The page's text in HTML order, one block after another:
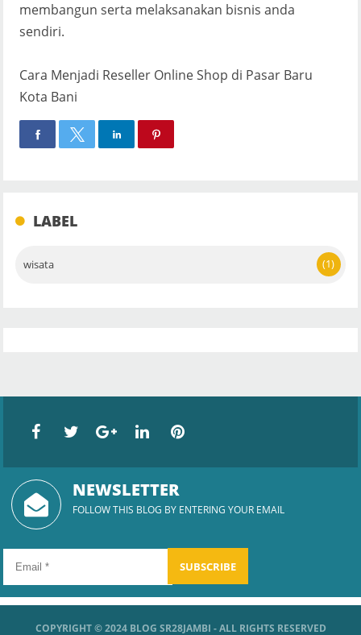
membangun serta melaksanakan bisnis anda
sendiri.
Cara Menjadi Reseller Online Shop di Pasar Baru
Kota Bani
LABEL
wisata (1)
NEWSLETTER
FOLLOW THIS BLOG BY ENTERING YOUR EMAIL
COPYRIGHT © 2024 BLOG SR28JAMBI - ALL RIGHTS RESERVED